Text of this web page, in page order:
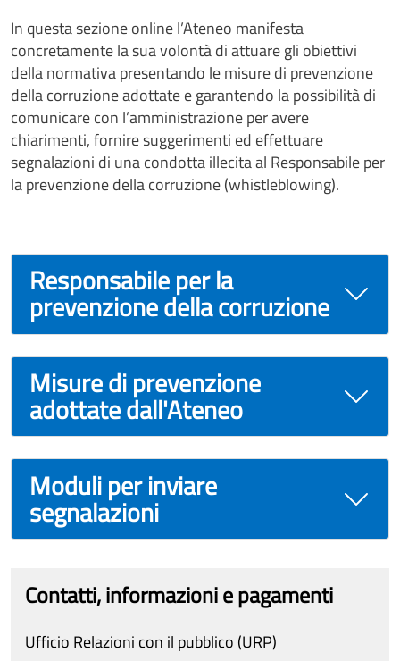
In questa sezione online l’Ateneo manifesta
concretamente la sua volontà di attuare gli obiettivi
della normativa presentando le misure di prevenzione
della corruzione adottate e garantendo la possibilità di
comunicare con l’amministrazione per avere
chiarimenti, fornire suggerimenti ed effettuare
segnalazioni di una condotta illecita al Responsabile per
la prevenzione della corruzione (whistleblowing).
Responsabile per la
prevenzione della corruzione
Misure di prevenzione
adottate dall'Ateneo
Moduli per inviare
segnalazioni
Contatti, informazioni e pagamenti
Ufficio Relazioni con il pubblico (URP)